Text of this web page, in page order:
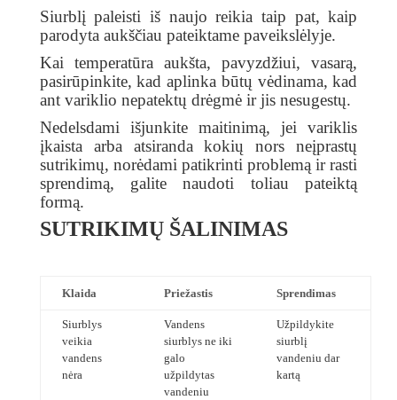
Siurblį paleisti iš naujo reikia taip pat, kaip
parodyta aukščiau pateiktame paveikslėlyje.
Kai temperatūra aukšta, pavyzdžiui, vasarą,
pasirūpinkite, kad aplinka būtų vėdinama, kad
ant variklio nepatektų drėgmė ir jis nesugestų.
Nedelsdami išjunkite maitinimą, jei variklis
įkaista arba atsiranda kokių nors neįprastų
sutrikimų, norėdami patikrinti problemą ir rasti
sprendimą, galite naudoti toliau pateiktą
formą.
SUTRIKIMŲ ŠALINIMAS
Klaida Priežastis Sprendimas
Siurblys
veikia
vandens
nėra
Vandens
siurblys ne iki
galo
užpildytas
vandeniu
Užpildykite
siurblį
vandeniu dar
kartą